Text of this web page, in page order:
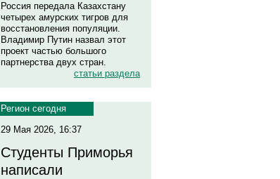
Россия передала Казахстану
четырех амурских тигров для
восстановления популяции.
Владимир Путин назвал этот
проект частью большого
партнерства двух стран.
статьи раздела
Регион сегодня
29 Мая 2026, 16:37
Студенты Приморья
написали